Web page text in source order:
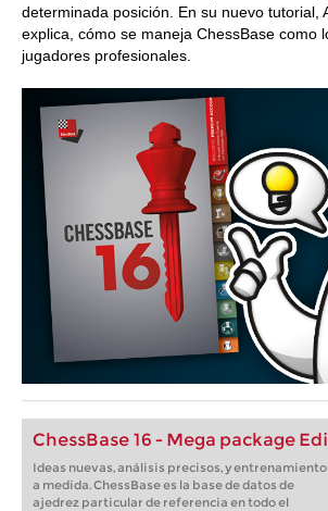
determinada posición. En su nuevo tutorial,
explica, cómo se maneja ChessBase como
jugadores profesionales.
ChessBase 16 - Mega package
Ideas nuevas, análisis precisos, y entrenamiento
a medida. ChessBase es la base de datos de
ajedrez particular de referencia en todo el